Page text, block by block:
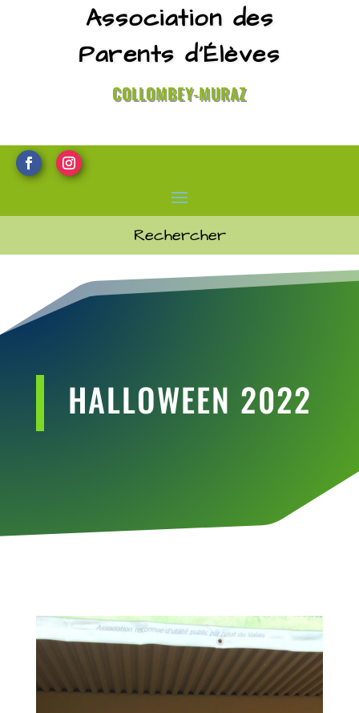
Association des
Parents d’Élèves
COLLOMBEY-MURAZ
HALLOWEEN 2022